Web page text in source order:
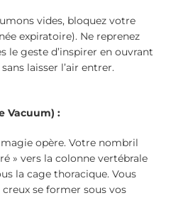
vides, bloquez votre
expiratoire). Ne reprenez
le geste d’inspirer en ouvrant
laisser l’air entrer.
Vacuum) :
magie opère. Votre nombril
» vers la colonne vertébrale
la cage thoracique. Vous
se former sous vos